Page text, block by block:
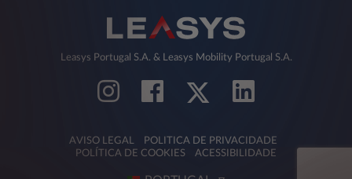
Leasys Portugal S.A. & Leasys Mobility Portugal S.A.
AVISO LEGAL
POLITICA DE PRIVACIDADE
POLÍTICA DE COOKIES
ACESSIBILIDADE